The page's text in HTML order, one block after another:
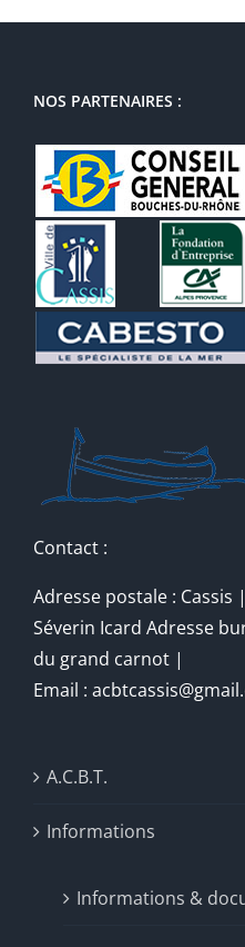
NOS PARTENAIRES :
Contact :
Adresse postale : Cassis
Séverin Icard Adresse
du grand carnot |
Email :
A.C.B.T.
Informations
Informations &